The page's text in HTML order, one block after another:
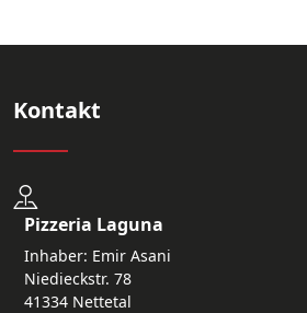
Kontakt
Pizzeria Laguna
Inhaber: Emir Asani
Niedieckstr. 78
41334 Nettetal